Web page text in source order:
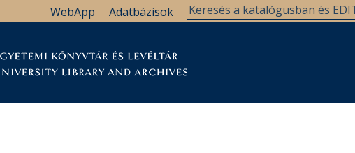
Adatbázisok
WebApp